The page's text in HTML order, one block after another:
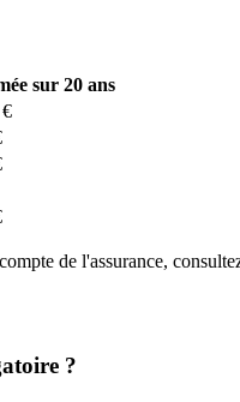
sur 20 ans
de l'assurance,
?